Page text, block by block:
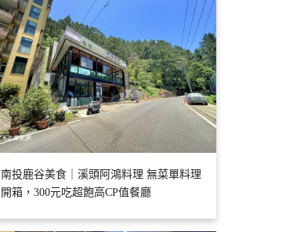
南投鹿谷美食｜溪頭阿鴻料理 無菜單料理
開箱，300元吃超飽高CP值餐廳